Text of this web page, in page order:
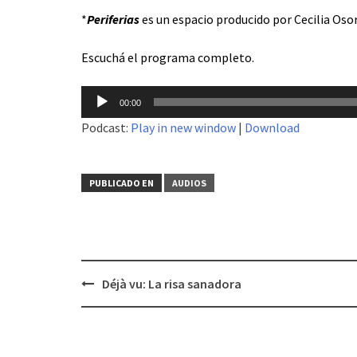
*Periferiases un espacio producido por Cecilia
Escuchá el programa completo.
Reproductor
audio
00:00
Podcast: Play in new window | Download
PUBLICADO EN AUDIOS
Déjà vu: La risa sanadora